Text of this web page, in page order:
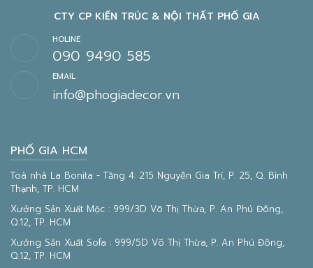
HOLINE
090 9490 585
CTY CP KIẾN TRÚC & NỘI THẤT PHỐ GIA
EMAIL
info@phogiadecor.vn
PHỐ GIA HCM
Toà nhà La Bonita - Tầng 4: 215 Nguyễn Gia Trí, P. 25, Q. Bình
Thạnh, TP. HCM
Xưởng Sản Xuất Mộc : 999/3D Võ Thị Thừa, P. An Phú Đông,
Q.12, TP. HCM
Xưởng Sản Xuất Sofa : 999/5D Võ Thị Thừa, P. An Phú Đông,
Q.12, TP. HCM